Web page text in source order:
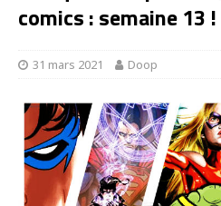
comics : semaine 13 !
31 mars 2021 Doop